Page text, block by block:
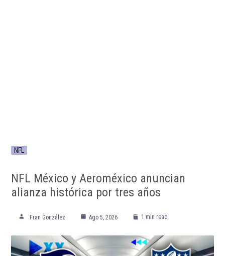
NFL
NFL México y Aeroméxico anuncian
alianza histórica por tres años
Fran González Ago 5, 2026 1 min read